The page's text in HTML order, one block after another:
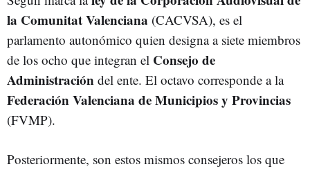
la Comunitat Valenciana (CACVSA), es el
parlamento autonómico quien designa a siete miembros
de los ocho que integran el Consejo de
Administración del ente. El octavo corresponde a la
Federación Valenciana de Municipios y Provincias
(FVMP).
Posteriormente, son estos mismos consejeros los que